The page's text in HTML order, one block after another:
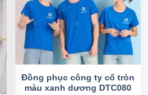
Đồng phục công ty cổ tròn
màu xanh dương DTC080